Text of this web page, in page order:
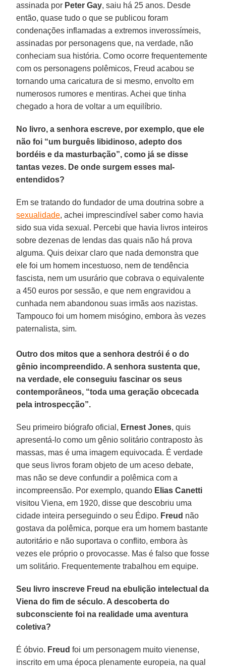
assinada por Peter Gay, saiu há 25 anos. Desde
então, quase tudo o que se publicou foram
condenações inflamadas a extremos inverossímeis,
assinadas por personagens que, na verdade, não
conheciam sua história. Como ocorre frequentemente
com os personagens polêmicos, Freud acabou se
tornando uma caricatura de si mesmo, envolto em
numerosos rumores e mentiras. Achei que tinha
chegado a hora de voltar a um equilíbrio.
No livro, a senhora escreve, por exemplo, que ele
não foi “um burguês libidinoso, adepto dos
bordéis e da masturbação”, como já se disse
tantas vezes. De onde surgem esses mal-
entendidos?
Em se tratando do fundador de uma doutrina sobre a
sexualidade, achei imprescindível saber como havia
sido sua vida sexual. Percebi que havia livros inteiros
sobre dezenas de lendas das quais não há prova
alguma. Quis deixar claro que nada demonstra que
ele foi um homem incestuoso, nem de tendência
fascista, nem um usurário que cobrava o equivalente
a 450 euros por sessão, e que nem engravidou a
cunhada nem abandonou suas irmãs aos nazistas.
Tampouco foi um homem misógino, embora às vezes
paternalista, sim.
Outro dos mitos que a senhora destrói é o do
gênio incompreendido. A senhora sustenta que,
na verdade, ele conseguiu fascinar os seus
contemporâneos, “toda uma geração obcecada
pela introspecção”.
Seu primeiro biógrafo oficial, Ernest Jones, quis
apresentá-lo como um gênio solitário contraposto às
massas, mas é uma imagem equivocada. É verdade
que seus livros foram objeto de um aceso debate,
mas não se deve confundir a polêmica com a
incompreensão. Por exemplo, quando Elias Canetti
visitou Viena, em 1920, disse que descobriu uma
cidade inteira perseguindo o seu Édipo. Freud não
gostava da polêmica, porque era um homem bastante
autoritário e não suportava o conflito, embora às
vezes ele próprio o provocasse. Mas é falso que fosse
um solitário. Frequentemente trabalhou em equipe.
Seu livro inscreve Freud na ebulição intelectual da
Viena do fim de século. A descoberta do
subconsciente foi na realidade uma aventura
coletiva?
É óbvio. Freud foi um personagem muito vienense,
inscrito em uma época plenamente europeia, na qual